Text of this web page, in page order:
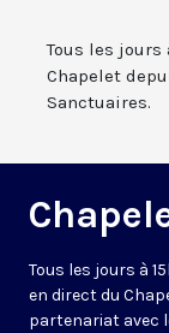
Tous les
Chapelet
Sanctuaires.
Tous les jours à
en direct du
partenariat avec